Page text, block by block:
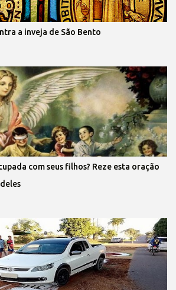
a inveja de São Bento
com seus filhos? Reze esta oração